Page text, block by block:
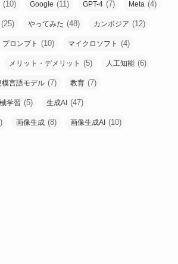
(10) Google (11) GPT-4 (7) Meta (4)
(25) やってみた (48) カンボジア (12)
プロンプト (10) マイクロソフト (4)
メリット・デメリット (5) 人工知能 (6)
模言語モデル (7) 教育 (7)
学習 (5) 生成AI (47)
画像生成 (8) 画像生成AI (10)